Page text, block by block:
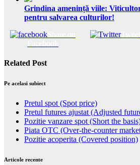
Grindina amenință viile:
pentru salvarea culturilor!
Tweet
Related Post
Pe acelasi subiect
Pretul spot (Spot price)
Pretul futures ajustat (Adjusted
Pozitie vanzare spot (Short the
Piata OTC (Over-the-counter
Pozitie acoperita (Covered position)
Articole recente